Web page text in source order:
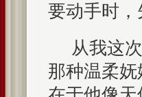
要动手时
从我这
那种温柔